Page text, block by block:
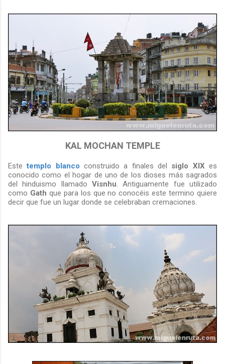
KAL MOCHAN TEMPLE
Estetemplo blanco construido a finales del siglo XIX es
conocido como el hogar de uno de los dioses más sagrados
del hinduismo llamado Visnhu. Antiguamente fue utilizado
como Gath que para los que no conocéis este termino quiere
decir que fue un lugar donde se celebraban cremaciones.